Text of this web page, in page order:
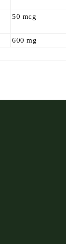
50 mcg
600 mg